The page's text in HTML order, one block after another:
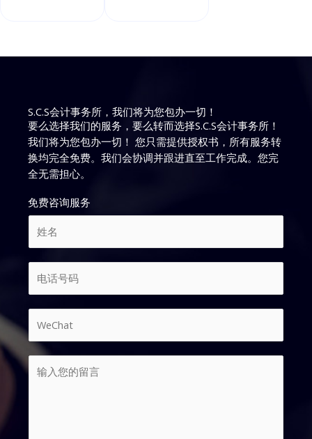
S.C.S会计事务所，我们将为您包办一切！
要么选择我们的服务，要么转而选择S.C.S会计事务所！
我们将为您包办一切！ 您只需提供授权书，所有服务转
换均完全免费。我们会协调并跟进直至工作完成。您完
全无需担心。
免费咨询服务
名
输
入
您
的
留
言
*
*
字
e
C
入